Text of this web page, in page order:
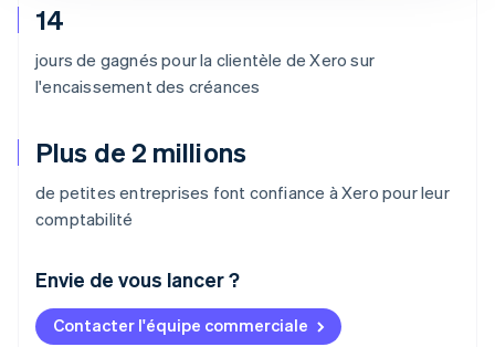
14
jours de gagnés pour la clientèle de Xero sur
l'encaissement des créances
Plus de 2 millions
de petites entreprises font confiance à Xero pour leur
comptabilité
Envie de vous lancer ?
Contacter l'équipe commerciale
Allemagne